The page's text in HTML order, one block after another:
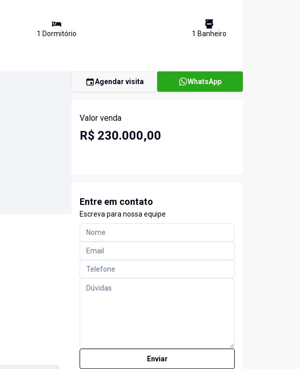
1 Dormitório 1 Banheiro
Agendar visita WhatsApp
Valor venda
R$ 230.000,00
Entre em contato
Escreva para nossa equipe
Enviar